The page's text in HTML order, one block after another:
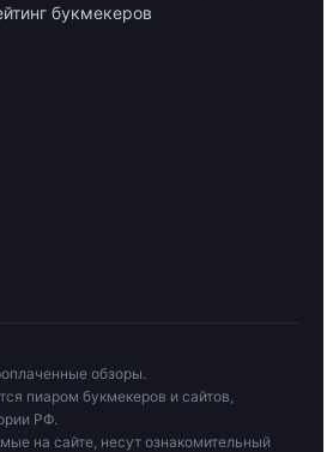
букмекеров
обзоры.
пиаром букмекеров и сайтов,
РФ.
на сайте, несут ознакомительный